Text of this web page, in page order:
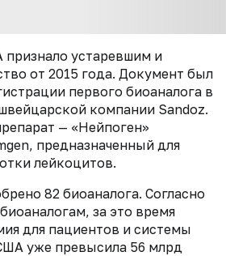
устаревшим и
от 2015 года. Документ был
первого биоаналога в
компании Sandoz.
— «Нейпоген»
предназначенный для
лейкоцитов.
82 биоаналога. Согласно
за это время
для пациентов и системы
уже превысила 56 млрд